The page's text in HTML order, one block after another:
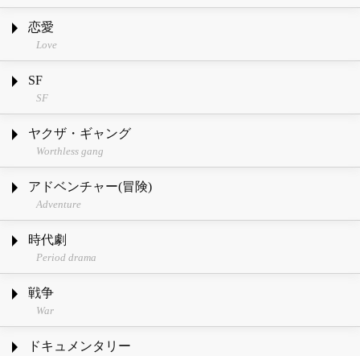
恋愛
Love
SF
SF
ヤクザ・ギャング
Worthless gang
アドベンチャー(冒険)
Adventure
時代劇
Period drama
戦争
War
ドキュメンタリー